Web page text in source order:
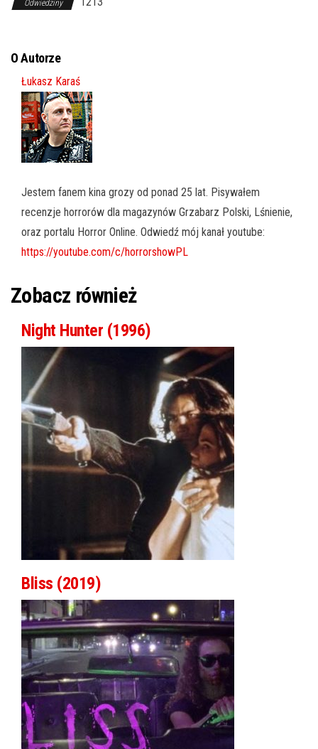
Odwiedziny
O Autorze
Łukasz Karaś
Jestem fanem kina grozy od ponad 25 lat. Pisywałem
recenzje horrorów dla magazynów Grzabarz Polski, Lśnienie,
oraz portalu Horror Online. Odwiedź mój kanał youtube:
https://youtube.com/c/horrorshowPL
Zobacz również
Night Hunter (1996)
Bliss (2019)